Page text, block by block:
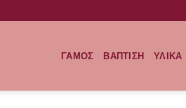
ΓΑΜΟΣ ΒΑΠΤΙΣΗ ΥΛΙΚΑ